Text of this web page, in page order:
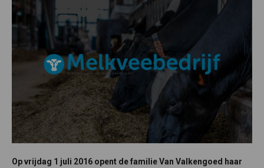
Op vrijdag 1 juli 2016 opent de familie Van Valkengoed haar